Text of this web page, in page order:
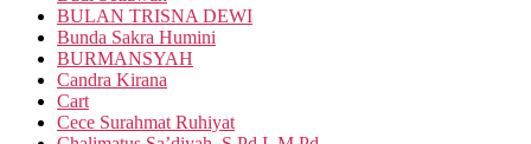
BULAN TRISNA DEWI
Bunda Sakra Humini
BURMANSYAH
Candra Kirana
Cart
Cece Surahmat Ruhiyat